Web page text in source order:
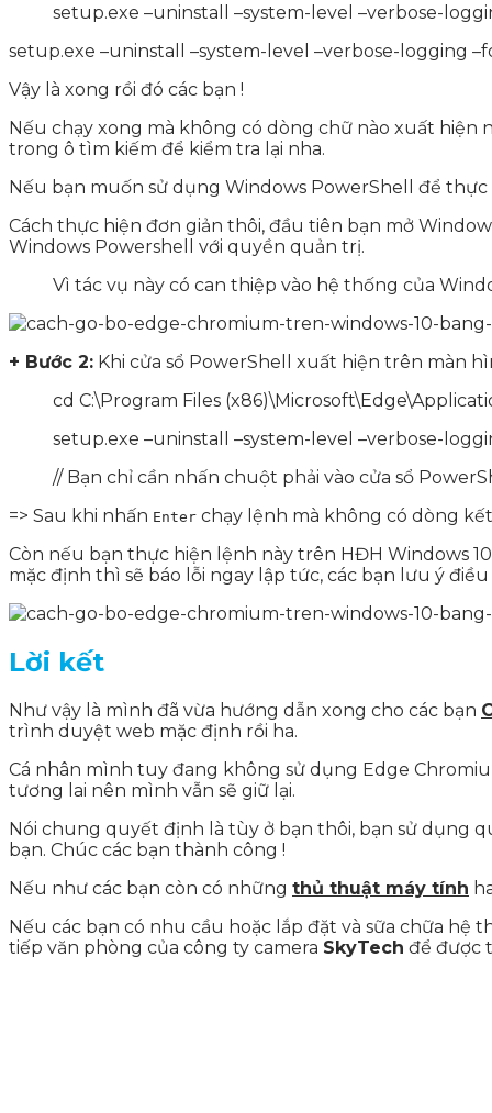
setup.exe –uninstall –system-level –verbose-
setup.exe –uninstall –system-level –verbose-logging
Vậy là xong rồi đó các bạn !
Nếu chạy xong mà không có dòng chữ nào xuất hiện
trong ô tìm kiếm để kiểm tra lại nha.
Nếu bạn muốn sử dụng Windows PowerShell để
Cách thực hiện đơn giản thôi, đầu tiên bạn mở
Windows Powershell với quyền quản trị.
Vì tác vụ này có can thiệp vào hệ thống của
+ Bước 2: Khi cửa sổ PowerShell xuất hiện trên màn
cd C:\Program Files
setup.exe –uninstall –system-level –verbose-
// Bạn chỉ cần nhấn chuột phải vào cửa sổ
=> Sau khi nhấn Enter chạy lệnh mà không có dòng
Còn nếu bạn thực hiện lệnh này trên HĐH Windows
mặc định thì sẽ báo lỗi ngay lập tức, các bạn lưu ý
Lời kết
Như vậy là mình đã vừa hướng dẫn xong cho các bạn
trình duyệt web mặc định rồi ha.
Cá nhân mình tuy đang không sử dụng Edge
tương lai nên mình vẫn sẽ giữ lại.
Nói chung quyết định là tùy ở bạn thôi, bạn sử dụng
bạn. Chúc các bạn thành công !
Nếu như các bạn còn có những thủ thuật máy tính
Nếu các bạn có nhu cầu hoặc lắp đặt và sữa chữa hệ
tiếp văn phòng của công ty camera SkyTech để được